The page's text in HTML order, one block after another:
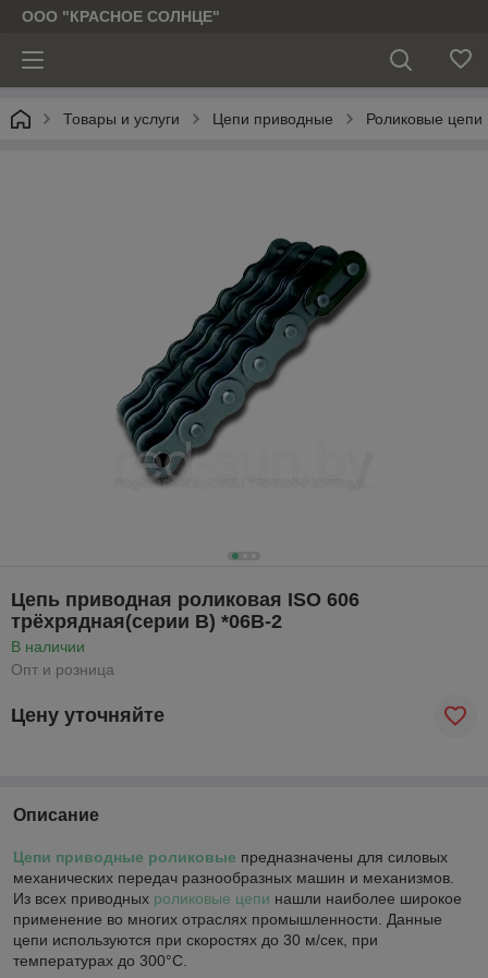
ООО "КРАСНОЕ СОЛНЦЕ"
Товары и услуги Цепи приводные Роликовые цепи
Цепь приводная роликовая ISO 606
трёхрядная(серии В) *06В-2
В наличии
Опт и розница
Цену уточняйте
Описание
Цепи приводные роликовые предназначены для силовых
механических передач разнообразных машин и механизмов.
Из всех приводных роликовые цепи нашли наиболее широкое
применение во многих отраслях промышленности. Данные
цепи используются при скоростях до 30 м/сек, при
температурах до 300°С.